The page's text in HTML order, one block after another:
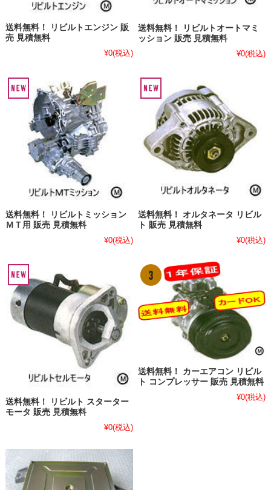
送料無料！ リビルトエンジン 販
売 見積無料
¥0(税込)
送料無料！ リビルトオートマミ
ッション 販売 見積無料
¥0(税込)
送料無料！ リビルトミッション
ＭＴ用 販売 見積無料
¥0(税込)
送料無料！ オルタネータ リビル
ト 販売 見積無料
¥0(税込)
送料無料！ リビルト スターター
モータ 販売 見積無料
¥0(税込)
送料無料！ カーエアコン リビル
ト コンプレッサー 販売 見積無料
¥0(税込)